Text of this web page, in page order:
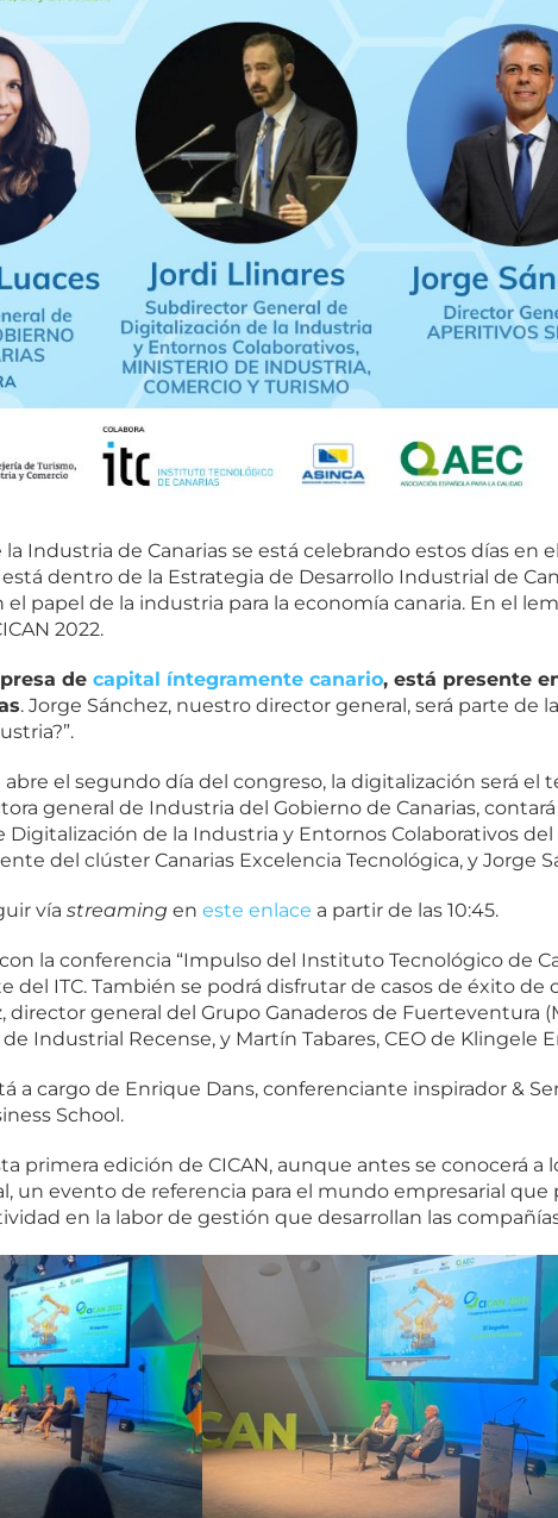
Industria de Canarias se está celebrando estos días en
dentro de la Estrategia de Desarrollo Industrial de
papel de la industria para la economía canaria. En el
2022.
de capital íntegramente canario, está presente
. Jorge Sánchez, nuestro director general, será parte de
el segundo día del congreso, la digitalización será el
general de Industria del Gobierno de Canarias,
de la Industria y Entornos Colaborativos
del clúster Canarias Excelencia Tecnológica, y Jorge
vía streaming en este enlace a partir de las 10:45.
la conferencia “Impulso del Instituto Tecnológico de
del ITC. También se podrá disfrutar de casos de éxito
director general del Grupo Ganaderos de Fuerteventura
Industrial Recense, y Martín Tabares, CEO de Klingele
a cargo de Enrique Dans, conferenciante inspirador &
School.
primera edición de CICAN, aunque antes se conocerá a
un evento de referencia para el mundo empresarial
en la labor de gestión que desarrollan las